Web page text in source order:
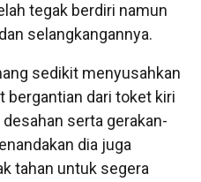
tegak berdiri namun
selangkangannya.
sedikit menyusahkan
bergantian dari toket kiri
serta gerakan-
dia juga
tahan untuk segera